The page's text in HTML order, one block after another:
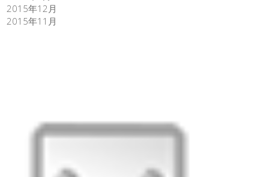
2015年12月
2015年11月